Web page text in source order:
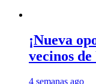
¡Nueva
vecinos
4 semanas ago